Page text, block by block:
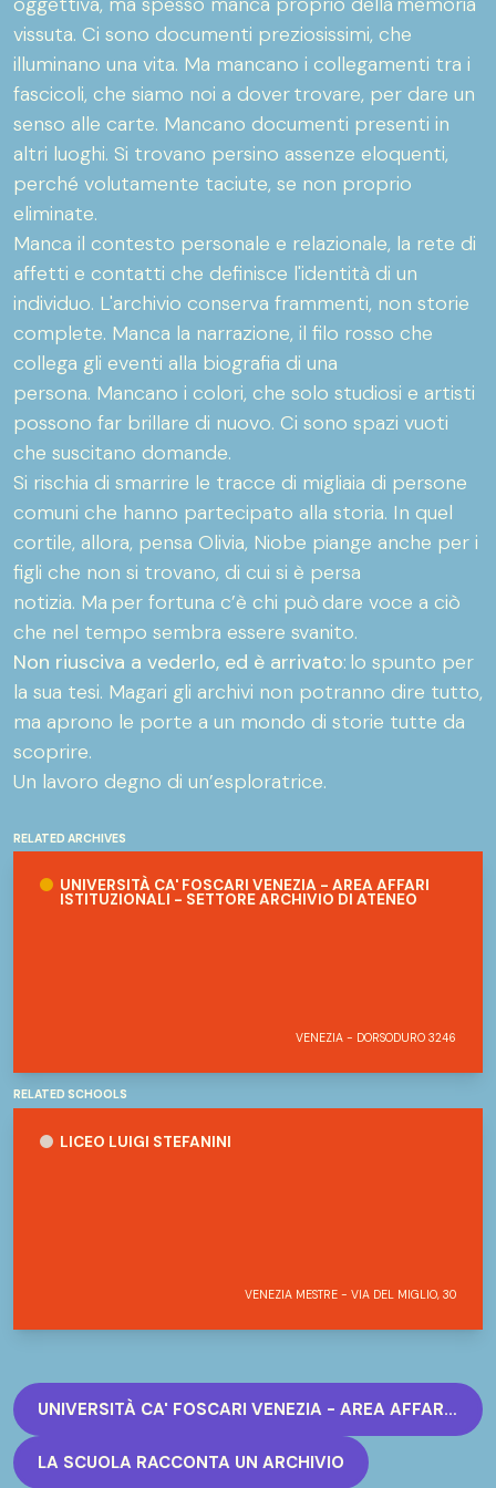
RELATED ARCHIVES
UNIVERSITÀ CA' FOSCARI VENEZIA - AREA AFFARI
ISTITUZIONALI - SETTORE ARCHIVIO DI ATENEO
VENEZIA - DORSODURO 3246
RELATED SCHOOLS
LICEO LUIGI STEFANINI
VENEZIA MESTRE - VIA DEL MIGLIO, 30
UNIVERSITÀ CA' FOSCARI VENEZIA - AREA AFFARI ISTITUZIONALI - SETTORE ARCHIVIO DI ATENEO
LA SCUOLA RACCONTA UN ARCHIVIO
vissuta. Ci sono documenti preziosissimi, che
illuminano una vita. Ma mancano i collegamenti tra i
fascicoli, che siamo noi a dover trovare, per dare un
senso alle carte. Mancano documenti presenti in
altri luoghi. Si trovano persino assenze eloquenti,
perché volutamente taciute, se non proprio
eliminate.
Manca il contesto personale e relazionale, la rete di
affetti e contatti che definisce l'identità di un
individuo. L'archivio conserva frammenti, non storie
complete. Manca la narrazione, il filo rosso che
collega gli eventi alla biografia di una
persona. Mancano i colori, che solo studiosi e artisti
possono far brillare di nuovo. Ci sono spazi vuoti
che suscitano domande.
Si rischia di smarrire le tracce di migliaia di persone
comuni che hanno partecipato alla storia. In quel
cortile, allora, pensa Olivia, Niobe piange anche per i
figli che non si trovano, di cui si è persa
notizia. Ma per fortuna c’è chi può dare voce a ciò
che nel tempo sembra essere svanito.
Non riusciva a vederlo, ed è arrivato: lo spunto per
la sua tesi. Magari gli archivi non potranno dire tutto,
ma aprono le porte a un mondo di storie tutte da
scoprire.
Un lavoro degno di un’esploratrice.